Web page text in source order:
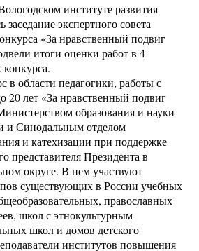
институте развития
заседание экспертного совета
«За нравственный подвиг
итоги оценки работ в 4
в области педагогики, работы с
20 лет «За нравственный подвиг
образования и науки
и Синодальным отделом
и катехизации при поддержке
представителя Президента в
округе. В нем участвуют
существующих в России учебных
православных
школ с этнокультурным
школ и домов детского
институтов повышения